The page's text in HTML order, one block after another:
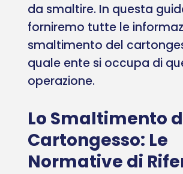
da smaltire. In questa
forniremo tutte le
smaltimento del
quale ente si occupa di
operazione.
Lo Smaltimento
Cartongesso: Le
Normative di